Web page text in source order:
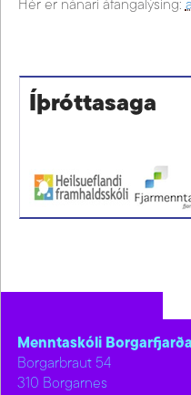
Hér er nánari áfangalýsing:
Íþróttasaga
Menntaskóli
Borgarbraut 54
310 Borgarnes